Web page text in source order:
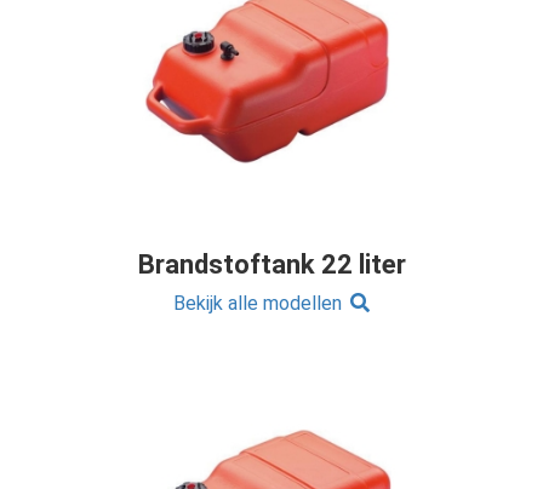
Brandstoftank 22 liter
Bekijk alle modellen